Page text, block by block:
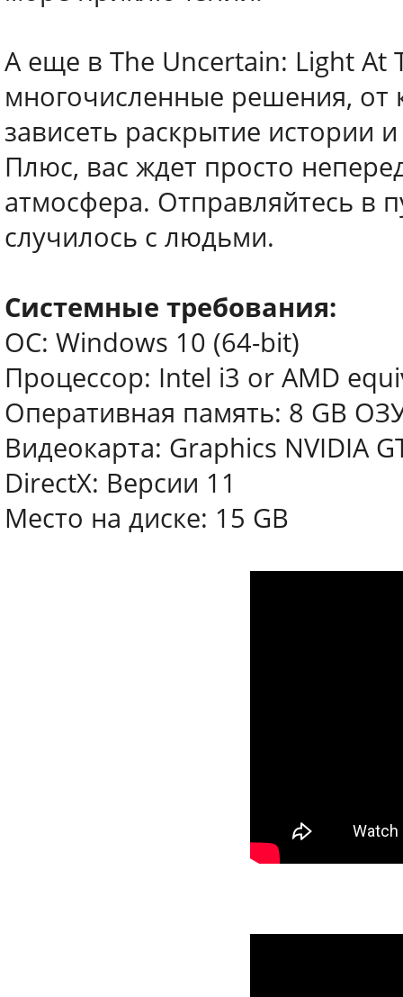
А еще в The Uncertain: Light At
многочисленные решения, от
зависеть раскрытие истории
Плюс, вас ждет просто
атмосфера. Отправляйтесь в
случилось с людьми.
Системные требования:
ОС: Windows 10 (64-bit)
Процессор: Intel i3 or AMD
Оперативная память: 8 GB
Видеокарта: Graphics NVIDIA
DirectX: Версии 11
Место на диске: 15 GB